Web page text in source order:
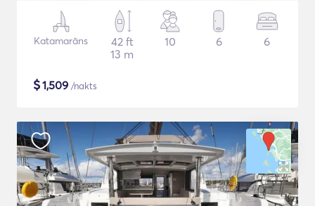
Katamarāns
42 ft
13 m
10 6 6
$1,509 /nakts